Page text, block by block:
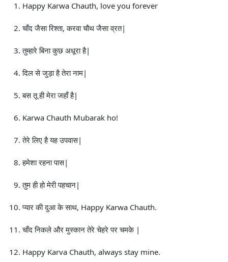
Happy Karwa Chauth, love you forever
चाँद जैसा रिश्ता, करवा चौथ जैसा व्रत|
तुम्हारे बिना कुछ अधूरा है|
दिल से जुड़ा है तेरा नाम|
बस तू ही मेरा जहाँ है|
Karwa Chauth Mubarak ho!
तेरे लिए है यह उपवास|
हमेशा रहना पास|
तुम ही हो मेरी पहचान|
प्यार की दुआ के साथ, Happy Karwa Chauth.
चाँद निकले और मुस्कान तेरे चेहरे पर चमके |
Happy Karva Chauth, always stay mine.